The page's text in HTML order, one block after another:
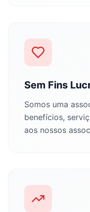
Sem Fins
Somos uma
benefícios,
aos nossos